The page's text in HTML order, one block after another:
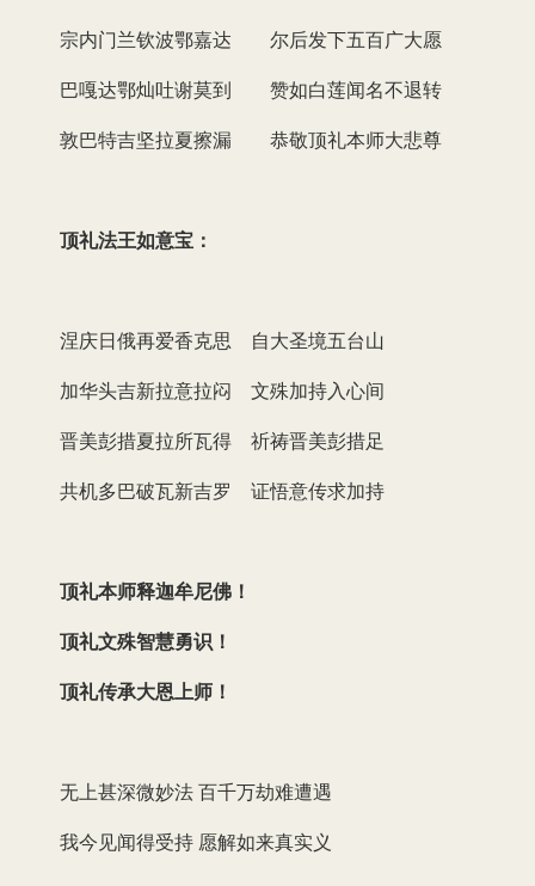
宗内门兰钦波鄂嘉达 尔后发下五百广大愿
巴嘎达鄂灿吐谢莫到 赞如白莲闻名不退转
敦巴特吉坚拉夏擦漏 恭敬顶礼本师大悲尊
顶礼法王如意宝：
涅庆日俄再爱香克思 自大圣境五台山
加华头吉新拉意拉闷 文殊加持入心间
晋美彭措夏拉所瓦得 祈祷晋美彭措足
共机多巴破瓦新吉罗 证悟意传求加持
顶礼本师释迦牟尼佛！
顶礼文殊智慧勇识！
顶礼传承大恩上师！
无上甚深微妙法 百千万劫难遭遇
我今见闻得受持 愿解如来真实义